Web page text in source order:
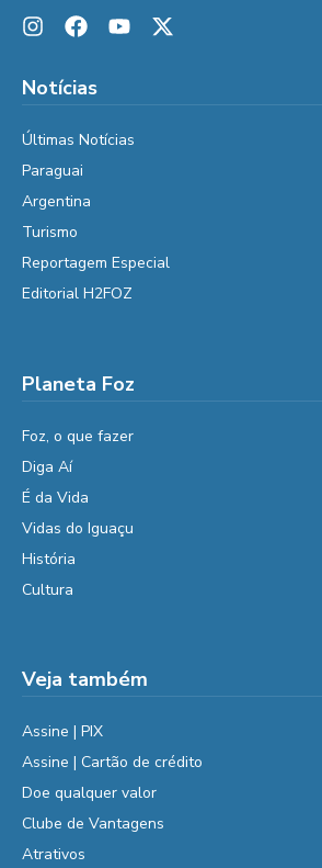
Notícias
Últimas Notícias
Paraguai
Argentina
Turismo
Reportagem Especial
Editorial H2FOZ
Planeta Foz
Foz, o que fazer
Diga Aí
É da Vida
Vidas do Iguaçu
História
Cultura
Veja também
Assine | PIX
Assine | Cartão de crédito
Doe qualquer valor
Clube de Vantagens
Atrativos